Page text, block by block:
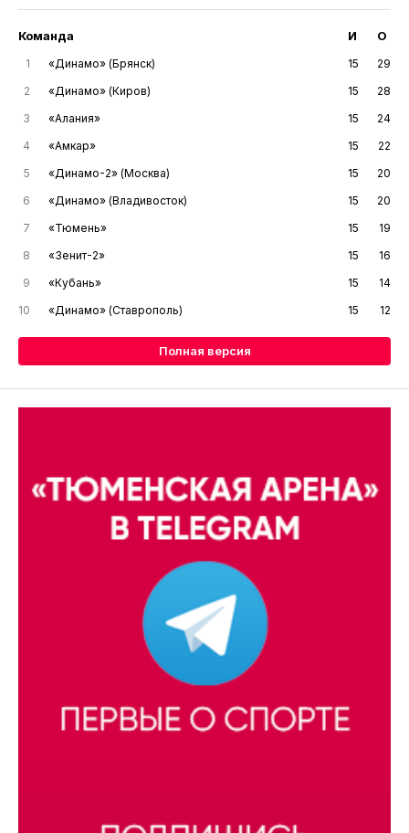
Команда И О
1 «Динамо» (Брянск) 15
29
2
«Динамо» (Киров) 15
28
3
«Алания» 15
24
4
«Амкар» 15
22
5
«Динамо-2» (Москва) 15
20
6
«Динамо» (Владивосток) 15
20
7
«Тюмень» 15
19
8
«Зенит-2» 15
16
9
«Кубань» 15
14
10
«Динамо» (Ставрополь) 15 12
Полная версия